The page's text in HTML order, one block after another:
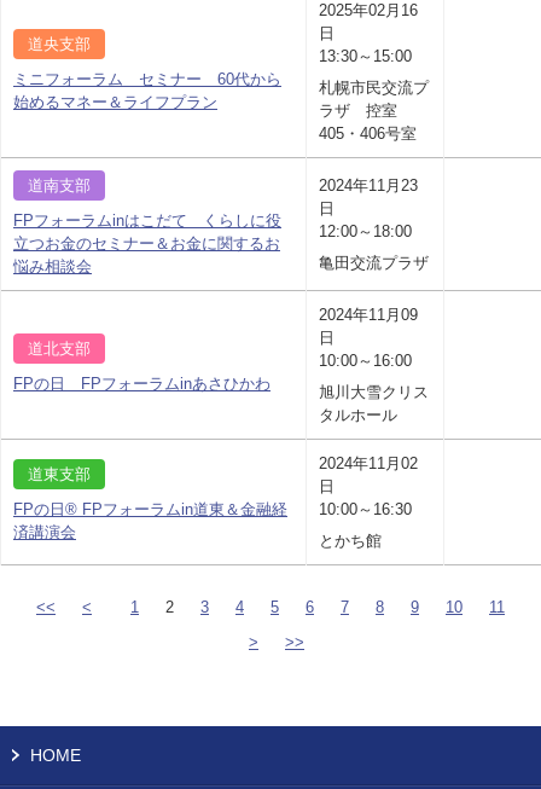
道央支部
ミニフォーラム セミナー 60代から
始めるマネー＆ライフプラン
2025年02月16
日
13:30～15:00
札幌市民交流プ
ラザ 控室
405・406号室
道南支部
FPフォーラムinはこだて くらしに役
立つお金のセミナー＆お金に関するお
悩み相談会
2024年11月23
日
12:00～18:00
亀田交流プラザ
道北支部
FPの日 FPフォーラムinあさひかわ
2024年11月09
日
10:00～16:00
旭川大雪クリス
タルホール
道東支部
FPの日® FPフォーラムin道東＆金融経
済講演会
2024年11月02
日
10:00～16:30
とかち館
<< < 1 2 3 4 5 6 7 8 9 10
11
>
>>
HOME